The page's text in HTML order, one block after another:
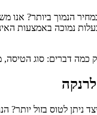
נמוכה באמצעות
כמה דברים: סוג
ניתן לטוס בזול